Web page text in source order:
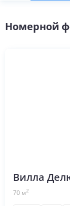
Номерной
Вилла
70 м2